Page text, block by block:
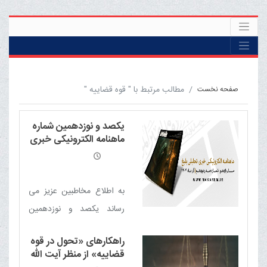
صفحه نخست مطالب مرتبط با " قوه قضاییه "
یکصد و نوزدهمین شماره
ماهنامه الکترونیکی خبری
- تحلیلی بلیغ
به اطلاع مخاطبین عزیز می
رساند یکصد و نوزدهمین
خبری - تحلیلی بلیغ (آذر
راهکارهای «تحول در قوه
قضاییه» از منظر آیت الله